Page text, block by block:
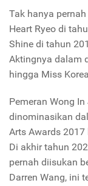
Tak hanya
Heart Ryeo di
Shine di tahun
Aktingnya dalam
hingga Miss Korea
Pemeran Wong
dinominasikan
Arts Awards 2017
Di akhir tahun
pernah diisukan
Darren Wang, ini